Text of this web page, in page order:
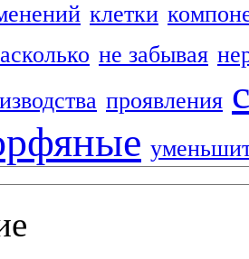
клетки
не забывая
проявления